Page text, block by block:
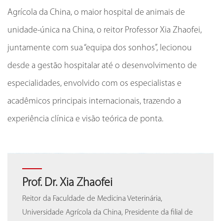
Agrícola da China, o maior hospital de animais de
unidade-única na China, o reitor Professor Xia Zhaofei,
juntamente com sua “equipa dos sonhos”, lecionou
desde a gestão hospitalar até o desenvolvimento de
especialidades, envolvido com os especialistas e
acadêmicos principais internacionais, trazendo a
experiência clínica e visão teórica de ponta.
A/Prof. Dr. Li Gebin
Vice-Reitor do Hospital Universitário Veterinário da Universidade
Agrícola da China, Secretário-Geral Adjunto da filial de
Prof. Dr. Xia Zhaofei
Reitor da Faculdade de Medicina Veterinária,
Universidade Agrícola da China, Presidente da filial de
A/Prof. Dr. Li Gebin
Vice-Reitor do Hospital Universitário Veterinário da Universidade
Agrícola da China, Secretário-Geral Adjunto da filial de
Prof. Dr. Xia Zhaofei
Reitor da Faculdade de Medicina Veterinária,
Universidade Agrícola da China, Presidente da filial de